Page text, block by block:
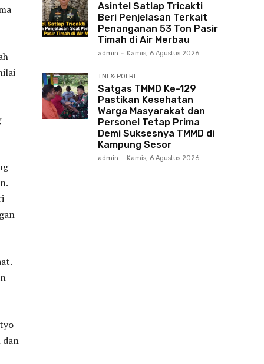
dan
Asintel Satlap Tricakti
Beri Penjelasan Terkait
Penanganan 53 Ton Pasir
Timah di Air Merbau
admin - Kamis, 6 Agustus 2026
TNI & POLRI
Satgas TMMD Ke-129
Pastikan Kesehatan
Warga Masyarakat dan
Personel Tetap Prima
Demi Suksesnya TMMD di
Kampung Sesor
admin - Kamis, 6 Agustus 2026